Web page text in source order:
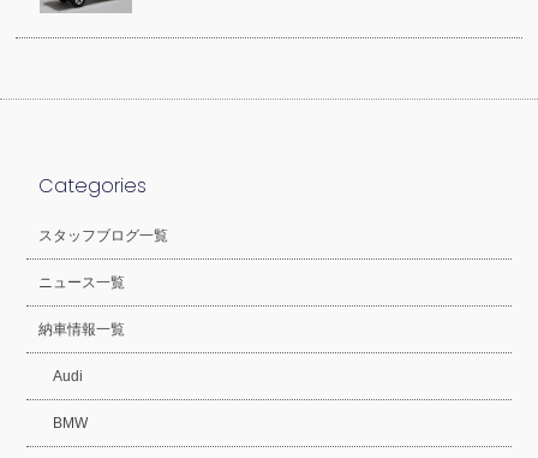
Categories
スタッフブログ一覧
ニュース一覧
納車情報一覧
Audi
BMW